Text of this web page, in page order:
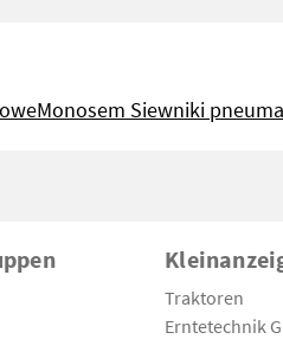
Monosem Siewniki
Traktoren
Erntetechnik